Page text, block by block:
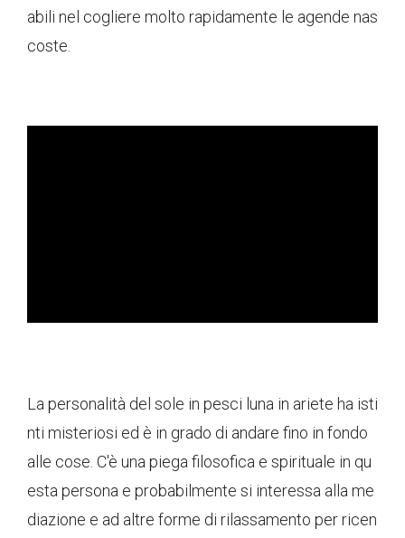
abili nel cogliere molto rapidamente le agende nas
coste.
La personalità del sole in pesci luna in ariete ha isti
nti misteriosi ed è in grado di andare fino in fondo
alle cose. C'è una piega filosofica e spirituale in qu
esta persona e probabilmente si interessa alla me
diazione e ad altre forme di rilassamento per ricen